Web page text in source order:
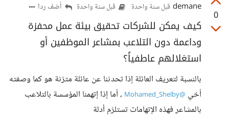
0
demane قبل سنة واحدة قبل سنة واحدة أضف ردا
كيف يمكن للشركات تحقيق بيئة عمل محفزة
وداعمة دون التلاعب بمشاعر الموظفين أو
استغلالهم عاطفياً؟
بالنسبة لتعريف العائلة إذا تحدثنا عن عائلة متزنة هو كما وصفته
أخي @Mohamed_Shelby
، أما إذا إتهمنا المؤسسة بالتلاعب
بالمشاعر فهذه الإتهامات تستلزم أدلة